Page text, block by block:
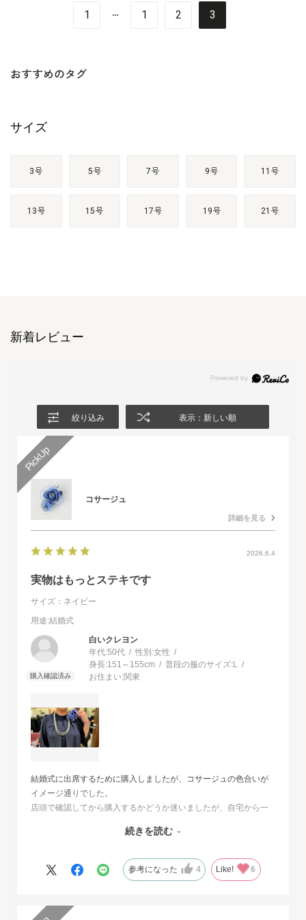
1 1 2 3
おすすめのタグ
サイズ
3号 5号 7号 9号 11号
13号 15号 17号 19号 21号
新着レビュー
絞り込み 表示：新しい順
コサージュ
詳細を見る
2026.6.4
実物はもっとステキです
サイズ：ネイビー
用途:結婚式
白いクレヨン
年代:50代 性別:女性
身長:151～155cm 普段の服のサイズ:L
お住まい:関東
結婚式に出席するために購入しましたが、コサージュの色合いが
イメージ通りでした。
店頭で確認してから購入するかどうか迷いましたが、自宅から一
オンラインショップは写真数が多くじっくりと検討することがで
また、購入するとすぐに届くのでとても便利だと思いました。
続きを読む
参考になった 4 Like! 6